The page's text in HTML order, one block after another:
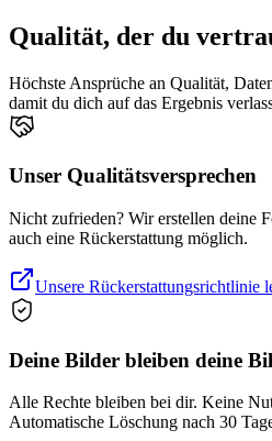
Qualität, der du
Höchste Ansprüche an Qualität,
damit du dich auf das Ergebnis
Unser Qualitätsversprechen
Nicht zufrieden? Wir erstellen deine
auch eine Rückerstattung möglich.
Unsere Rückerstattungsrichtlinie
Deine Bilder bleiben deine
Alle Rechte bleiben bei dir. Keine
Automatische Löschung nach 30